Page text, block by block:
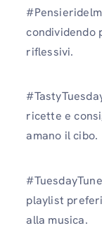
condividendo
riflessivi.
ricette e
amano il cibo.
playlist
alla musica.